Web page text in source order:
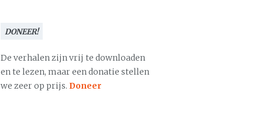
DONEER!
De verhalen zijn vrij te downloaden
en te lezen, maar een donatie stellen
we zeer op prijs. Doneer